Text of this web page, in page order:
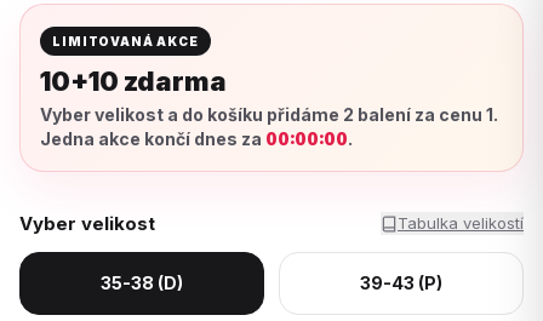
LIMITOVANÁ AKCE
10+10 zdarma
Vyber velikost a do košíku přidáme 2 balení za cenu 1.
Jedna akce končí dnes za 00:00:00.
Vyber velikost Tabulka velikostí
35-38 (D) 39-43 (P)